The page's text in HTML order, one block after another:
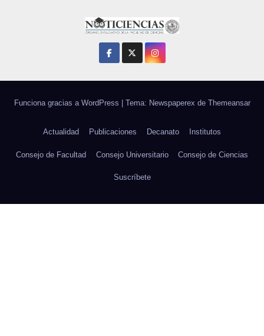
Funciona gracias a WordPress Tema: Newspaperex de Themeansar
Actualidad Publicaciones Decanato Institutos
Consejo de Facultad Consejo Universitario Consejo de Ciencias
Suscríbete